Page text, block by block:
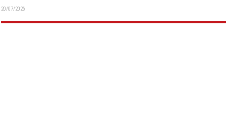
20/07/2026